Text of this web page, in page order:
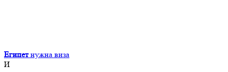
Египет нужна виза
И